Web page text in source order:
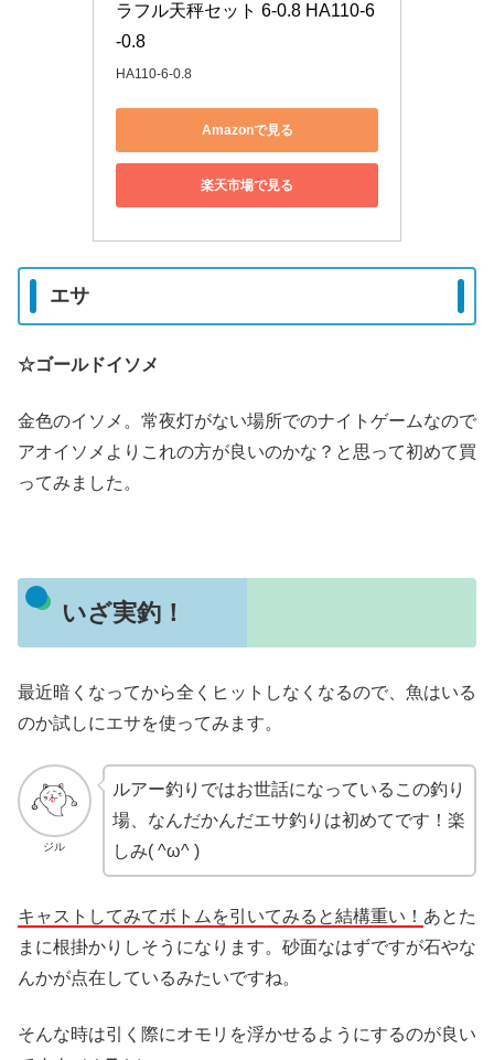
ラフル天秤セット 6-0.8 HA110-6
-0.8
HA110-6-0.8
Amazonで見る
楽天市場で見る
エサ
☆ゴールドイソメ
金色のイソメ。常夜灯がない場所でのナイトゲームなので
アオイソメよりこれの方が良いのかな？と思って初めて買
ってみました。
いざ実釣！
最近暗くなってから全くヒットしなくなるので、魚はいる
のか試しにエサを使ってみます。
ジル
ルアー釣りではお世話になっているこの釣り
場、なんだかんだエサ釣りは初めてです！楽
しみ( ^ω^ )
キャストしてみてボトムを引いてみると結構重い！ あとた
まに根掛かりしそうになります。砂面なはずですが石やな
んかが点在しているみたいですね。
そんな時は引く際にオモリを浮かせるようにするのが良い